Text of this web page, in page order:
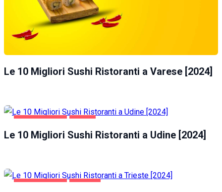
Le 10 Migliori Sushi Ristoranti a Varese [2024]
Le 10 Migliori Sushi Ristoranti a Udine [2024]